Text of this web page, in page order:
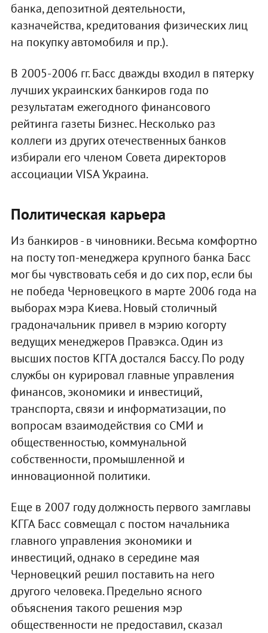
банка, депозитной деятельности,
казначейства, кредитования физических лиц
на покупку автомобиля и пр.).
В 2005-2006 гг. Басс дважды входил в пятерку
лучших украинских банкиров года по
результатам ежегодного финансового
рейтинга газеты Бизнес. Несколько раз
коллеги из других отечественных банков
избирали его членом Совета директоров
ассоциации VISA Украина.
Политическая карьера
Из банкиров - в чиновники. Весьма комфортно
на посту топ-менеджера крупного банка Басс
мог бы чувствовать себя и до сих пор, если бы
не победа Черновецкого в марте 2006 года на
выборах мэра Киева. Новый столичный
градоначальник привел в мэрию когорту
ведущих менеджеров Правэкса. Один из
высших постов КГГА достался Бассу. По роду
службы он курировал главные управления
финансов, экономики и инвестиций,
транспорта, связи и информатизации, по
вопросам взаимодействия со СМИ и
общественностью, коммунальной
собственности, промышленной и
инновационной политики.
Еще в 2007 году должность первого замглавы
КГГА Басс совмещал с постом начальника
главного управления экономики и
инвестиций, однако в середине мая
Черновецкий решил поставить на него
другого человека. Предельно ясного
объяснения такого решения мэр
общественности не предоставил, сказал